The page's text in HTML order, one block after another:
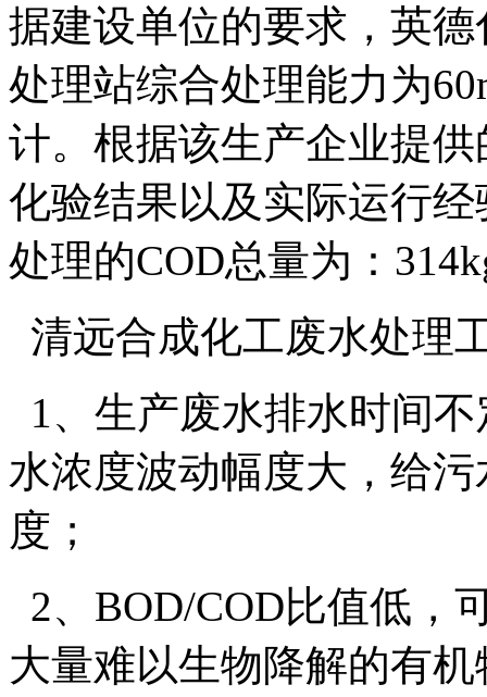
据建设单位的要求，英
处理站综合处理能力为
计。根据该生产企业提
化验结果以及实际运行
处理的COD总量为：
清远合成化工废水处理
1、生产废水排水时间
水浓度波动幅度大，给
度；
2、BOD/COD比值低，
大量难以生物降解的有